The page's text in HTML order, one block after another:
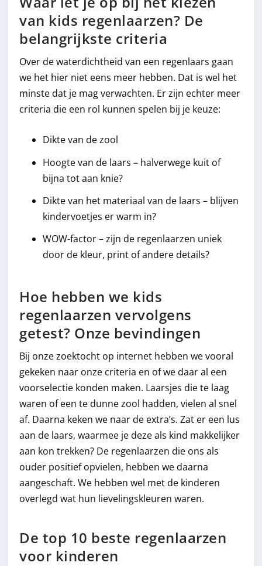
van kids regenlaarzen? De
belangrijkste criteria
Over de waterdichtheid van een regenlaars gaan
we het hier niet eens meer hebben. Dat is wel het
minste dat je mag verwachten. Er zijn echter meer
criteria die een rol kunnen spelen bij je keuze:
Dikte van de zool
Hoogte van de laars – halverwege kuit of
bijna tot aan knie?
Dikte van het materiaal van de laars – blijven
kindervoetjes er warm in?
WOW-factor – zijn de regenlaarzen uniek
door de kleur, print of andere details?
Hoe hebben we kids
regenlaarzen vervolgens
getest? Onze bevindingen
Bij onze zoektocht op internet hebben we vooral
gekeken naar onze criteria en of we daar al een
voorselectie konden maken. Laarsjes die te laag
waren of een te dunne zool hadden, vielen al snel
af. Daarna keken we naar de extra’s. Zat er een lus
aan de laars, waarmee je deze als kind makkelijker
aan kon trekken? De regenlaarzen die ons als
ouder positief opvielen, hebben we daarna
aangeschaft. We hebben wel met de kinderen
overlegd wat hun lievelingskleuren waren.
De top 10 beste regenlaarzen
voor kinderen